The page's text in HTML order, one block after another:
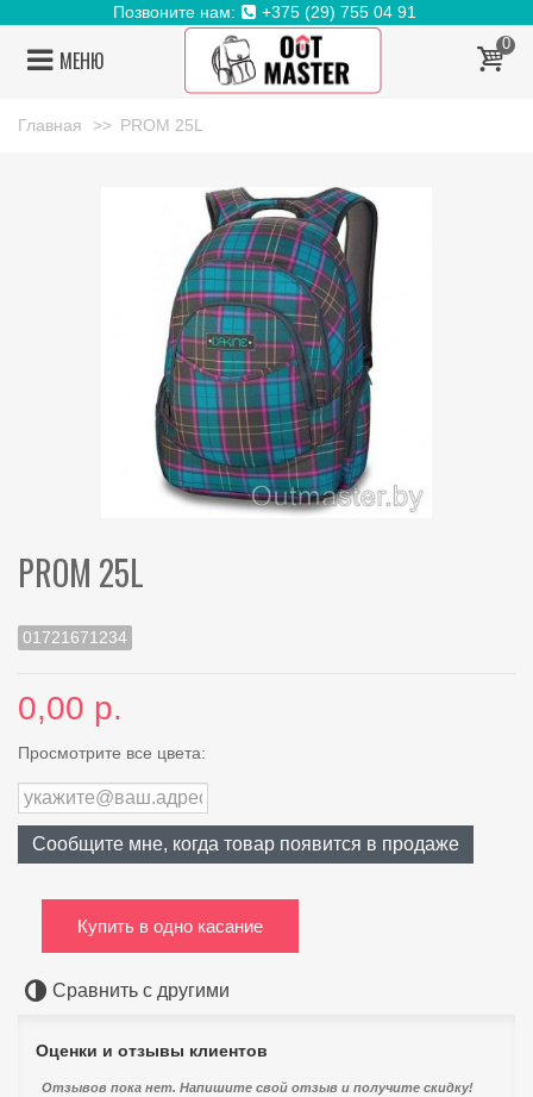
Позвоните нам: +375 (29) 755 04 91
МЕНЮ
0
Главная >> PROM 25L
PROM 25L
01721671234
0,00 р.
Просмотрите все цвета:
Сообщите мне, когда товар появится в продаже
Купить в одно касание
Сравнить с другими
Оценки и отзывы клиентов
Отзывов пока нет. Напишите свой отзыв и получите скидку!